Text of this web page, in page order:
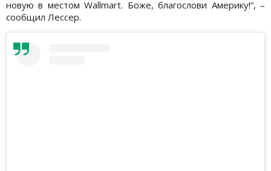
новую в местом Wallmart. Боже, благослови Америку!“, –
сообщил Лессер.